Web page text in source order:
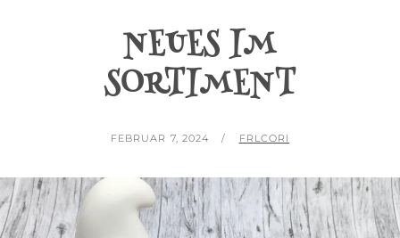
NEUES IM
SORTIMENT
POSTED
FEBRUAR 7, 2024 BY
FRLCORI